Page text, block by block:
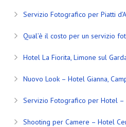
Servizio Fotografico per Piatti
Qual’è il costo per un servizio
Hotel La Fiorita, Limone sul
Nuovo Look – Hotel Gianna,
Servizio Fotografico per Hotel –
Shooting per Camere – Hotel